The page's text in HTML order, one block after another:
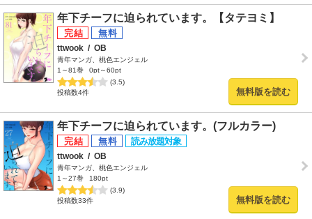
年下チーフに迫られています。【タテヨミ】
ttwook / OB
青年マンガ、桃色エンジェル
1～81巻
0pt～60pt
(3.5)
投稿数4件
無料版を読む
年下チーフに迫られています。(フルカラー)
ttwook / OB
青年マンガ、桃色エンジェル
1～27巻
180pt
(3.9)
投稿数33件
無料版を読む